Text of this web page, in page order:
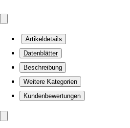
Artikeldetails
Datenblätter
Beschreibung
Weitere Kategorien
Kundenbewertungen